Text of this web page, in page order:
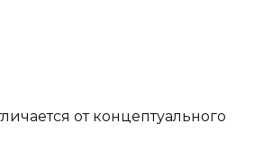
от концептуального